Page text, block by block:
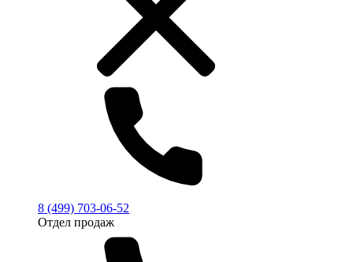
8 (499) 703-06-52
Отдел продаж